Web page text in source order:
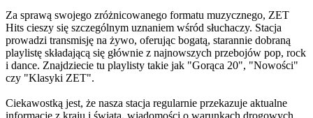
Za sprawą swojego zróżnicowanego formatu muzycznego, ZET
Hits cieszy się szczególnym uznaniem wśród słuchaczy. Stacja
prowadzi transmisję na żywo, oferując bogatą, starannie dobraną
playlistę składającą się głównie z najnowszych przebojów pop, rock
i dance. Znajdziecie tu playlisty takie jak "Gorąca 20", "Nowości"
czy "Klasyki ZET".
Ciekawostką jest, że nasza stacja regularnie przekazuje aktualne
informacje z kraju i świata, wiadomości o warunkach drogowych